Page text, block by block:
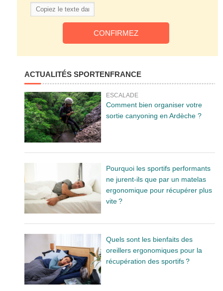
ACTUALITÉS SPORTENFRANCE
ESCALADE
Comment bien organiser votre
sortie canyoning en Ardèche ?
Pourquoi les sportifs performants
ne jurent-ils que par un matelas
ergonomique pour récupérer plus
vite ?
Quels sont les bienfaits des
oreillers ergonomiques pour la
récupération des sportifs ?